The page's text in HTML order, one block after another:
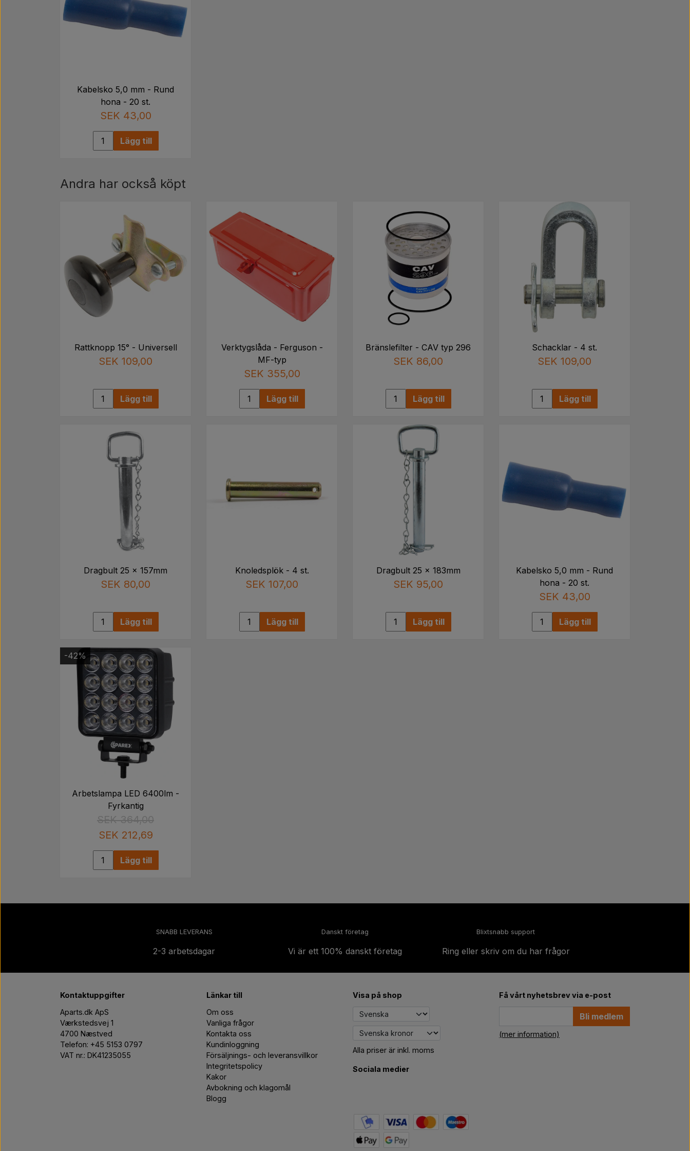
Kabelsko 5,0 mm - Rund
hona - 20 st.
SEK 43,00
Lägg till
Andra har också köpt
Rattknopp 15° - Universell
SEK 109,00
Lägg till
Verktygslåda - Ferguson -
MF-typ
SEK 355,00
Lägg till
Bränslefilter - CAV typ 296
SEK 86,00
Lägg till
Schacklar - 4 st.
SEK 109,00
Lägg till
Dragbult 25 x 157mm
SEK 80,00
Lägg till
Knoledsplök - 4 st.
SEK 107,00
Lägg till
Dragbult 25 x 183mm
SEK 95,00
Lägg till
Kabelsko 5,0 mm - Rund
hona - 20 st.
SEK 43,00
Lägg till
-42%
Arbetslampa LED 6400lm -
Fyrkantig
SEK 364,00
SEK 212,69
Lägg till
SNABB LEVERANS
2-3 arbetsdagar
Danskt företag
Vi är ett 100% danskt företag
Blixtsnabb support
Ring eller skriv om du har frågor
Kontaktuppgifter
Aparts.dk ApS
Værkstedsvej 1
4700 Næstved
Telefon: +45 5153 0797
VAT nr.: DK41235055
Länkar till
Om oss
Vanliga frågor
Kontakta oss
Kundinloggning
Försäljnings- och leveransvillkor
Integritetspolicy
Kakor
Avbokning och klagomål
Blogg
Visa på shop
Alla priser är inkl. moms
Sociala medier
Få vårt nyhetsbrev via e-post
Bli medlem
(mer information)